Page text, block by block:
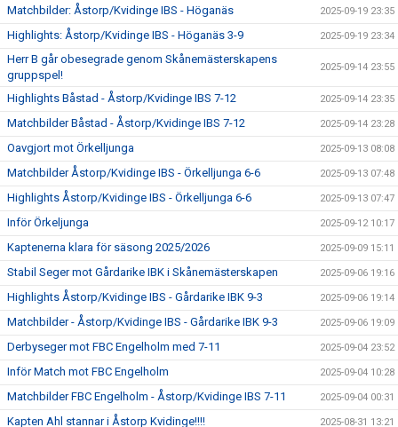
Matchbilder: Åstorp/Kvidinge IBS - Höganäs 2025-09-19 23:35
Highlights: Åstorp/Kvidinge IBS - Höganäs 3-9 2025-09-19 23:34
Herr B går obesegrade genom Skånemästerskapens
gruppspel!
2025-09-14 23:55
Highlights Båstad - Åstorp/Kvidinge IBS 7-12 2025-09-14 23:35
Matchbilder Båstad - Åstorp/Kvidinge IBS 7-12 2025-09-14 23:28
Oavgjort mot Örkelljunga 2025-09-13 08:08
Matchbilder Åstorp/Kvidinge IBS - Örkelljunga 6-6 2025-09-13 07:48
Highlights Åstorp/Kvidinge IBS - Örkelljunga 6-6 2025-09-13 07:47
Inför Örkeljunga 2025-09-12 10:17
Kaptenerna klara för säsong 2025/2026 2025-09-09 15:11
Stabil Seger mot Gårdarike IBK i Skånemästerskapen 2025-09-06 19:16
Highlights Åstorp/Kvidinge IBS - Gårdarike IBK 9-3 2025-09-06 19:14
Matchbilder - Åstorp/Kvidinge IBS - Gårdarike IBK 9-3 2025-09-06 19:09
Derbyseger mot FBC Engelholm med 7-11 2025-09-04 23:52
Inför Match mot FBC Engelholm 2025-09-04 10:28
Matchbilder FBC Engelholm - Åstorp/Kvidinge IBS 7-11 2025-09-04 00:31
Kapten Ahl stannar i Åstorp Kvidinge!!!! 2025-08-31 13:21